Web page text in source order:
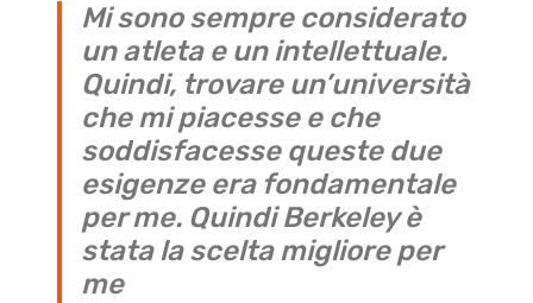
Mi sono sempre considerato
un atleta e un intellettuale.
Quindi, trovare un’università
che mi piacesse e che
soddisfacesse queste due
esigenze era fondamentale
per me. Quindi Berkeley è
stata la scelta migliore per
me